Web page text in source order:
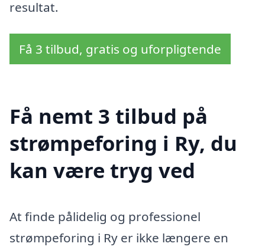
resultat.
Få 3 tilbud, gratis og uforpligtende
Få nemt 3 tilbud på
strømpeforing i Ry, du
kan være tryg ved
At finde pålidelig og professionel
strømpeforing i Ry er ikke længere en